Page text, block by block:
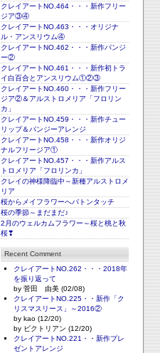
クレイアートNO.464・・・新作フリー
ジア③④
クレイアートNO.463・・・オリジナ
ル・アンスリウム④
クレイアートNO.462・・・新作パンジ
ー②
クレイアートNO.461・・・新作初トラ
イ白百合とアンスリウム①②③
クレイアートNO.460・・・新作フリー
ジア②＆アルストロメリア「フロリン
カ」
クレイアートNO.459・・・新作チュー
リップ＆パンジーアレンジ
クレイアートNO.458・・・新作オリジ
ナルフリージア①
クレイアートNO.457・・・新作アルス
トロメリア「フロリンカ」
クレイの神様降臨中～新種アルストロメ
リア
桜からメイフラワーへバトンタッチ
桜の季節～まだまだ♪
2月のウェルカムフラワー～桜と桃と秋
桜❣
Recent Comment
クレイアートNO.262・・・2018年
を振り返って
by 菅田 由美 (02/08)
クレイアートNO.225・・新作「ク
リスマスリース」～2016②
by kao (12/20)
by ビクトリアン (12/20)
クレイアートNO.221・・新作プレ
ゼントアレンジ